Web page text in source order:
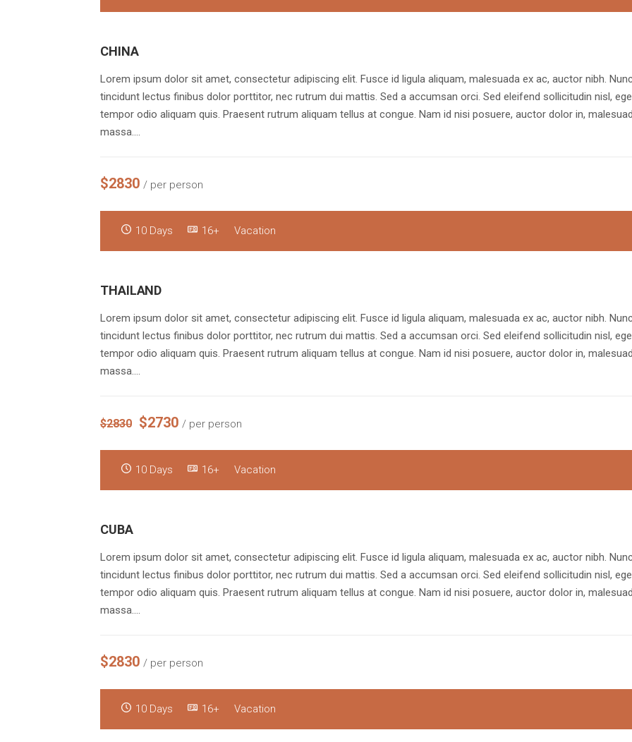
CHINA
Lorem ipsum dolor sit amet, consectetur adipiscing elit. Fusce id ligula aliquam, malesuada ex ac, auctor nibh.
tincidunt lectus finibus dolor porttitor, nec rutrum dui mattis. Sed a accumsan orci. Sed eleifend sollicitudin nisl,
tempor odio aliquam quis. Praesent rutrum aliquam tellus at congue. Nam id nisi posuere, auctor dolor in,
massa.…
$2830 / per person
10 Days 16+ Vacation
THAILAND
Lorem ipsum dolor sit amet, consectetur adipiscing elit. Fusce id ligula aliquam, malesuada ex ac, auctor nibh.
tincidunt lectus finibus dolor porttitor, nec rutrum dui mattis. Sed a accumsan orci. Sed eleifend sollicitudin nisl,
tempor odio aliquam quis. Praesent rutrum aliquam tellus at congue. Nam id nisi posuere, auctor dolor in,
massa.…
$2830 $2730 / per person
10 Days 16+ Vacation
CUBA
Lorem ipsum dolor sit amet, consectetur adipiscing elit. Fusce id ligula aliquam, malesuada ex ac, auctor nibh.
tincidunt lectus finibus dolor porttitor, nec rutrum dui mattis. Sed a accumsan orci. Sed eleifend sollicitudin nisl,
tempor odio aliquam quis. Praesent rutrum aliquam tellus at congue. Nam id nisi posuere, auctor dolor in,
massa.…
$2830 / per person
10 Days 16+ Vacation